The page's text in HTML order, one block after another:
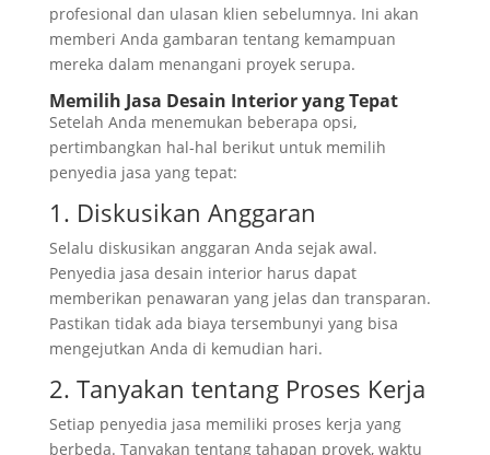
profesional dan ulasan klien sebelumnya. Ini akan
memberi Anda gambaran tentang kemampuan
mereka dalam menangani proyek serupa.
Memilih Jasa Desain Interior yang Tepat
Setelah Anda menemukan beberapa opsi,
pertimbangkan hal-hal berikut untuk memilih
penyedia jasa yang tepat:
1. Diskusikan Anggaran
Selalu diskusikan anggaran Anda sejak awal.
Penyedia jasa desain interior harus dapat
memberikan penawaran yang jelas dan transparan.
Pastikan tidak ada biaya tersembunyi yang bisa
mengejutkan Anda di kemudian hari.
2. Tanyakan tentang Proses Kerja
Setiap penyedia jasa memiliki proses kerja yang
berbeda. Tanyakan tentang tahapan proyek, waktu